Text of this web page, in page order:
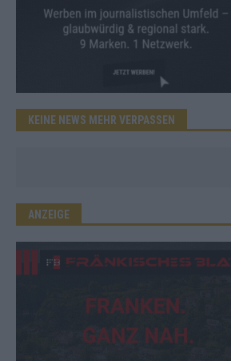
KEINE NEWS MEHR VERPASSEN
ANZEIGE